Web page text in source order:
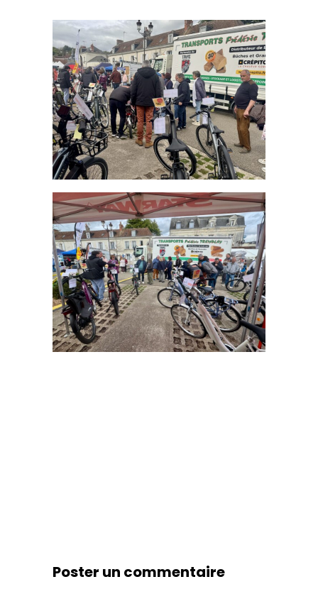
Poster un commentaire